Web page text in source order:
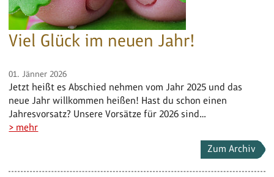
Viel Glück im neuen Jahr!
01. Jänner 2026
Jetzt heißt es Abschied nehmen vom Jahr 2025 und das
neue Jahr willkommen heißen! Hast du schon einen
Jahresvorsatz? Unsere Vorsätze für 2026 sind…
> mehr
Zum Archiv